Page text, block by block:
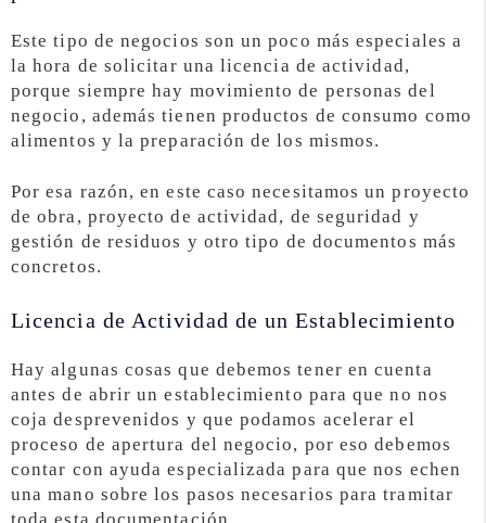
Este tipo de negocios son un poco más especiales a
la hora de solicitar una licencia de actividad,
porque siempre hay movimiento de personas del
negocio, además tienen productos de consumo como
alimentos y la preparación de los mismos.
Por esa razón, en este caso necesitamos un proyecto
de obra, proyecto de actividad, de seguridad y
gestión de residuos y otro tipo de documentos más
concretos.
Licencia de Actividad de un Establecimiento
Hay algunas cosas que debemos tener en cuenta
antes de abrir un establecimiento para que no nos
coja desprevenidos y que podamos acelerar el
proceso de apertura del negocio, por eso debemos
contar con ayuda especializada para que nos echen
una mano sobre los pasos necesarios para tramitar